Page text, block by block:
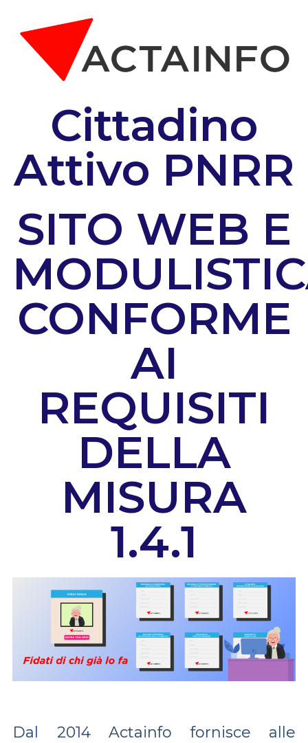
Cittadino
Attivo PNRR
SITO WEB E
CONFORME
AI
REQUISITI
DELLA
MISURA
1.4.1
Dal 2014 Actainfo fornisce alle